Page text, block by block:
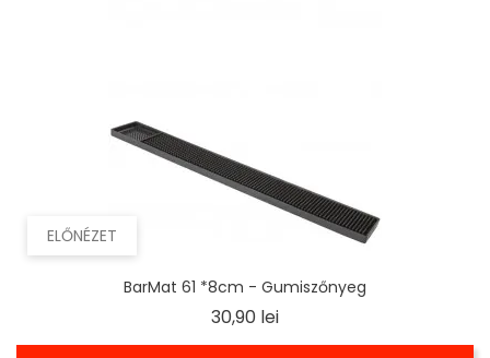
ELŐNÉZET
BarMat 61 *8cm - Gumiszőnyeg
30,90 leiÁr